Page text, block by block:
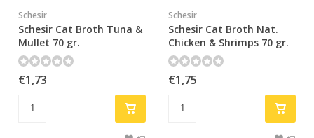
Schesir
Schesir Cat Broth Tuna &
Mullet 70 gr.
€1,73
Schesir
Schesir Cat Broth Nat.
Chicken & Shrimps 70 gr.
€1,75